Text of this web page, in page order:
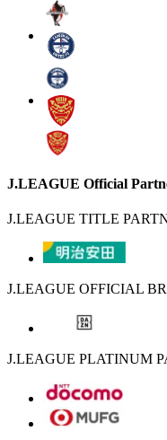
J.LEAGUE Official
J.LEAGUE TITLE
J.LEAGUE OFFICIAL
J.LEAGUE PLATINUM